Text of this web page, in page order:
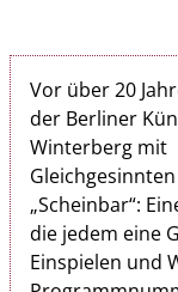
Vor über 20
der Berliner
Winterberg mit
„Scheinbar“:
die jedem eine
Einspielen und